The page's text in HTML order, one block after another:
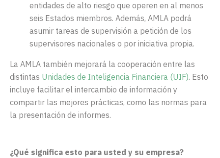
entidades de alto riesgo que operen en al menos
seis Estados miembros. Además, AMLA podrá
asumir tareas de supervisión a petición de los
supervisores nacionales o por iniciativa propia.
La AMLA también mejorará la cooperación entre las
distintas Unidades de Inteligencia Financiera (UIF). Esto
incluye facilitar el intercambio de información y
compartir las mejores prácticas, como las normas para
la presentación de informes.
¿Qué significa esto para usted y su empresa?